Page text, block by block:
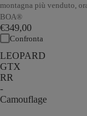
montagna più venduto,
BOA®
€349,00
Confronta
LEOPARD
GTX
RR
-
Camouflage